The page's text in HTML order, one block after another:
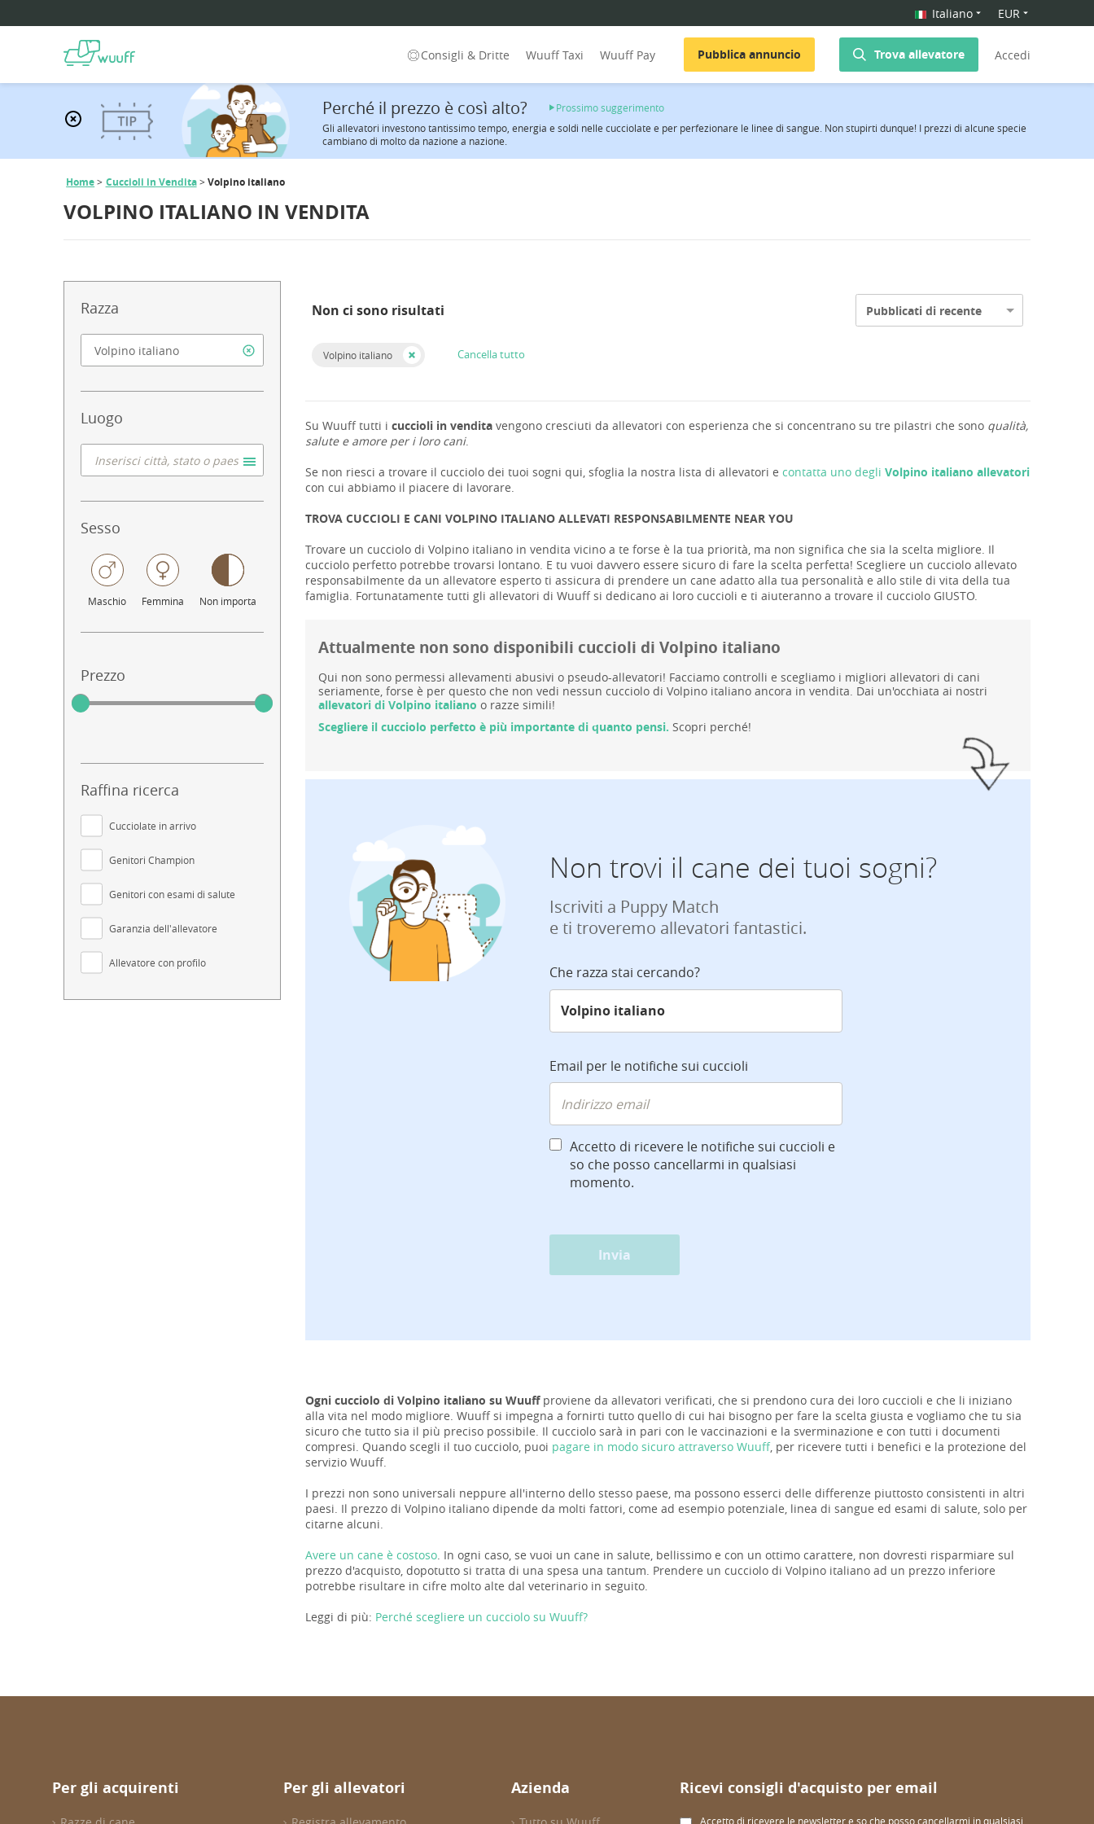
Italiano EUR
Consigli & Dritte Wuuff Taxi Wuuff Pay Pubblica annuncio Trova allevatore Accedi
Perché il prezzo è così alto?
Prossimo suggerimento
Gli allevatori investono tantissimo tempo, energia e soldi nelle cucciolate e per perfezionare le linee di sangue. Non stupirti dunque! I prezzi di alcune specie
cambiano di molto da nazione a nazione.
Home Cuccioli in Vendita Volpino italiano
VOLPINO ITALIANO IN VENDITA
Razza
Luogo
Sesso
Maschio Femmina Non importa
Prezzo
Raffina ricerca
Cucciolate in arrivo
Genitori Champion
Genitori con esami di salute
Garanzia dell'allevatore
Allevatore con profilo
Non ci sono risultati Pubblicati di recente
Volpino italiano Cancella tutto
Su Wuuff tutti i cuccioli in vendita vengono cresciuti da allevatori con esperienza che si concentrano su tre pilastri che sono qualità,
salute e amore per i loro cani.
Se non riesci a trovare il cucciolo dei tuoi sogni qui, sfoglia la nostra lista di allevatori e contatta uno degli Volpino italiano allevatori
con cui abbiamo il piacere di lavorare.
TROVA CUCCIOLI E CANI VOLPINO ITALIANO ALLEVATI RESPONSABILMENTE NEAR YOU
Trovare un cucciolo di Volpino italiano in vendita vicino a te forse è la tua priorità, ma non significa che sia la scelta migliore. Il
cucciolo perfetto potrebbe trovarsi lontano. E tu vuoi davvero essere sicuro di fare la scelta perfetta! Scegliere un cucciolo allevato
responsabilmente da un allevatore esperto ti assicura di prendere un cane adatto alla tua personalità e allo stile di vita della tua
famiglia. Fortunatamente tutti gli allevatori di Wuuff si dedicano ai loro cuccioli e ti aiuteranno a trovare il cucciolo GIUSTO.
Attualmente non sono disponibili cuccioli di Volpino italiano
Qui non sono permessi allevamenti abusivi o pseudo-allevatori! Facciamo controlli e scegliamo i migliori allevatori di cani
seriamente, forse è per questo che non vedi nessun cucciolo di Volpino italiano ancora in vendita. Dai un'occhiata ai nostri
allevatori di Volpino italiano o razze simili!
Scegliere il cucciolo perfetto è più importante di quanto pensi. Scopri perché!
Non trovi il cane dei tuoi sogni?
Iscriviti a Puppy Match
e ti troveremo allevatori fantastici.
Che razza stai cercando?
Email per le notifiche sui cuccioli
Accetto di ricevere le notifiche sui cuccioli e
so che posso cancellarmi in qualsiasi
momento.
Invia
Ogni cucciolo di Volpino italiano su Wuuffproviene da allevatori verificati, che si prendono cura dei loro cuccioli e che li iniziano
alla vita nel modo migliore. Wuuff si impegna a fornirti tutto quello di cui hai bisogno per fare la scelta giusta e vogliamo che tu sia
sicuro che tutto sia il più preciso possibile. Il cucciolo sarà in pari con le vaccinazioni e la sverminazione e con tutti i documenti
compresi. Quando scegli il tuo cucciolo, puoi pagare in modo sicuro attraverso Wuuff, per ricevere tutti i benefici e la protezione del
servizio Wuuff.
I prezzi non sono universali neppure all'interno dello stesso paese, ma possono esserci delle differenze piuttosto consistenti in altri
paesi. Il prezzo di Volpino italiano dipende da molti fattori, come ad esempio potenziale, linea di sangue ed esami di salute, solo per
citarne alcuni.
Avere un cane è costoso. In ogni caso, se vuoi un cane in salute, bellissimo e con un ottimo carattere, non dovresti risparmiare sul
prezzo d'acquisto, dopotutto si tratta di una spesa una tantum. Prendere un cucciolo di Volpino italiano ad un prezzo inferiore
potrebbe risultare in cifre molto alte dal veterinario in seguito.
Leggi di più: Perché scegliere un cucciolo su Wuuff?
Per gli acquirenti Per gli allevatori Azienda Ricevi consigli d'acquisto per email
Accetto di ricevere le newsletter e so che posso cancellarmi in qualsiasi